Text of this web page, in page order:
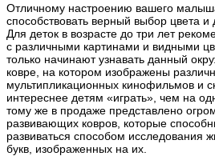
Отличному настроению вашего
способствовать верный выбор цвета и
Для деток в возрасте до три лет
с различными картинами и видными
только начинают узнавать данный
ковре, на котором изображены
мультипликационных кинофильмов и
интереснее детям «играть», чем на
тому же в продаже представлено
развивающих ковров, которые
развиваться способом исследования
букв, изображенных на их.